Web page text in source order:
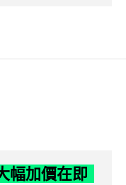
幅加價在即